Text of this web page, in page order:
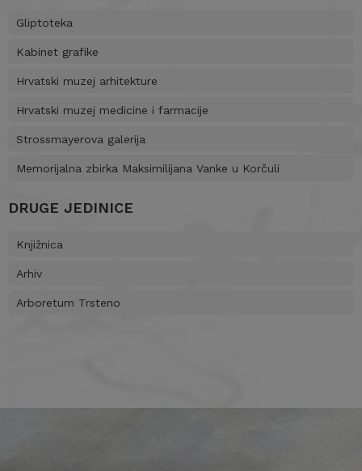
Gliptoteka
Kabinet grafike
Hrvatski muzej arhitekture
Hrvatski muzej medicine i farmacije
Strossmayerova galerija
Memorijalna zbirka Maksimilijana Vanke u Korčuli
DRUGE JEDINICE
Knjižnica
Arhiv
Arboretum Trsteno